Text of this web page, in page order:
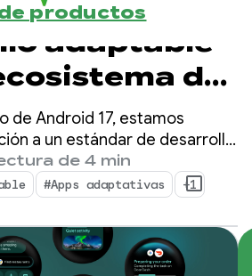
productos
adaptable
de
expansión
de Android 17, estamos
a un estándar de desarrollo
Tus usuarios ya no dependen
forma; cambian entre
tablets, laptops, pantallas
de XR envolventes
de 4 min
#Apps adaptativas +1